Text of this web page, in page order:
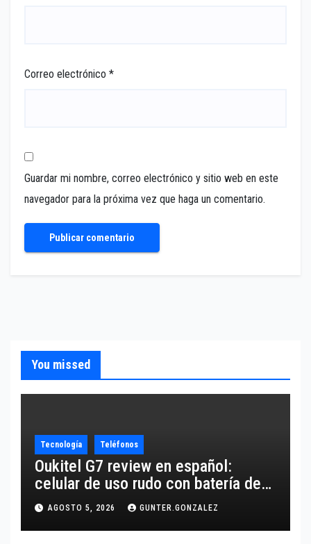
Correo electrónico *
Guardar mi nombre, correo electrónico y sitio web en este
navegador para la próxima vez que haga un comentario.
You missed
Tecnología Teléfonos
Oukitel G7 review en español:
celular de uso rudo con batería de
10,600 mAh
AGOSTO 5, 2026 GUNTER.GONZALEZ